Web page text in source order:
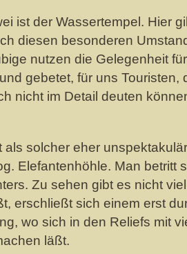
ist der Wassertempel. Hier
diesen besonderen
nutzen die Gelegenheit
gebetet, für uns Touristen,
nicht im Detail deuten
als solcher eher
Elefantenhöhle. Man betritt
Zu sehen gibt es nicht
erschließt sich einem erst
wo sich in den Reliefs mit
läßt.